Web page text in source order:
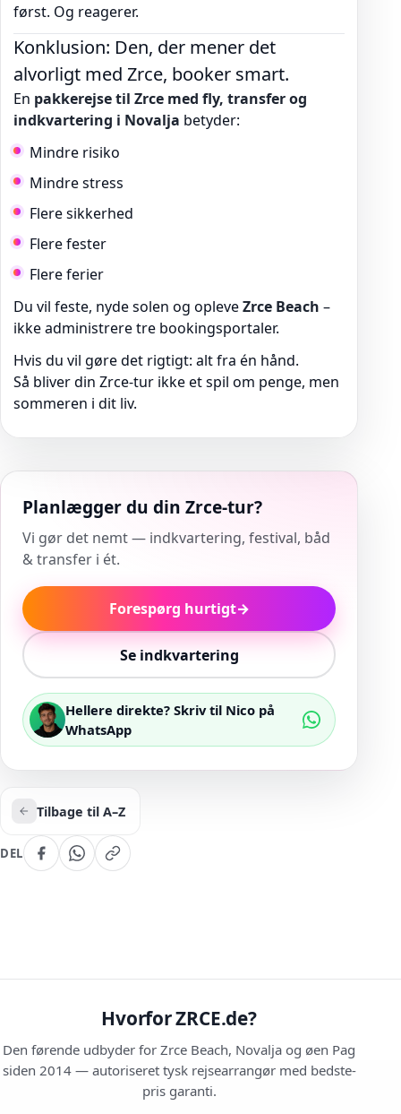
først. Og reagerer.
Konklusion: Den, der mener det
alvorligt med Zrce, booker smart.
En pakkerejse til Zrce med fly, transfer og
indkvartering i Novalja betyder:
Mindre risiko
Mindre stress
Flere sikkerhed
Flere fester
Flere ferier
Du vil feste, nyde solen og opleveZrce Beach –
ikke administrere tre bookingsportaler.
Hvis du vil gøre det rigtigt: alt fra én hånd.
Så bliver din Zrce-tur ikke et spil om penge, men
sommeren i dit liv.
Planlægger du din Zrce-tur?
Vi gør det nemt — indkvartering, festival, båd
& transfer i ét.
Forespørg hurtigt→
Se indkvartering
Hellere direkte? Skriv til Nico på
WhatsApp
Tilbage til A–Z
DEL
Hvorfor ZRCE.de?
Den førende udbyder for Zrce Beach, Novalja og øen Pag
siden 2014 — autoriseret tysk rejsearrangør med bedste-
pris garanti.